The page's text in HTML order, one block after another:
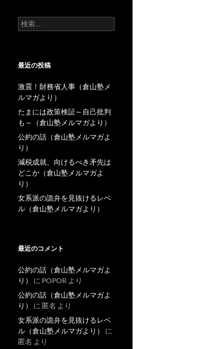
稿
検
索:
最近の投稿
激震！財務省人事（倉山塾メ
ルマガより）
たまには政策検証～自己批判
も～（倉山塾メルマガより）
公約の話（倉山塾メルマガよ
り）
減税成就、向けるべき矛先は
どこか（倉山塾メルマガよ
り）
女系派の詭弁を見抜けるレベ
ル（倉山塾メルマガより）
最近のコメント
公約の話（倉山塾メルマガよ
り）
に POPOR より
公約の話（倉山塾メルマガよ
り）
に 匿名 より
女系派の詭弁を見抜けるレベ
ル（倉山塾メルマガより）
に
匿名 より